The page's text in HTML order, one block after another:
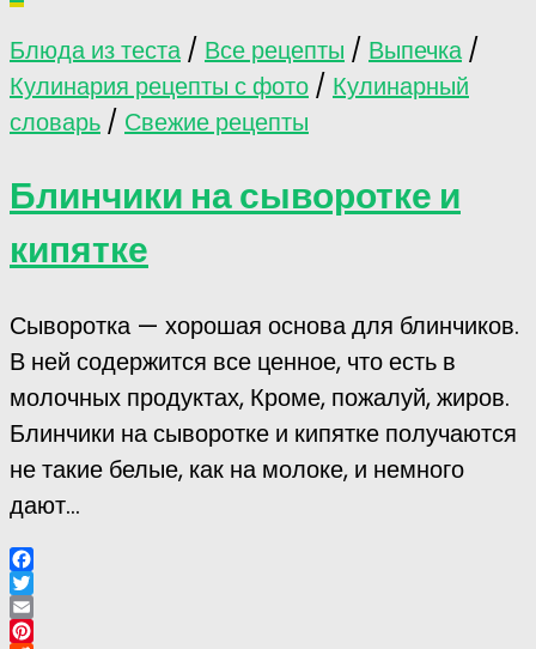
Блюда из теста / Все рецепты / Выпечка /
Кулинария рецепты с фото / Кулинарный
словарь / Свежие рецепты
Блинчики на сыворотке и
кипятке
Сыворотка — хорошая основа для блинчиков.
В ней содержится все ценное, что есть в
молочных продуктах, Кроме, пожалуй, жиров.
Блинчики на сыворотке и кипятке получаются
не такие белые, как на молоке, и немного
дают...
Facebook
Twitter
Email